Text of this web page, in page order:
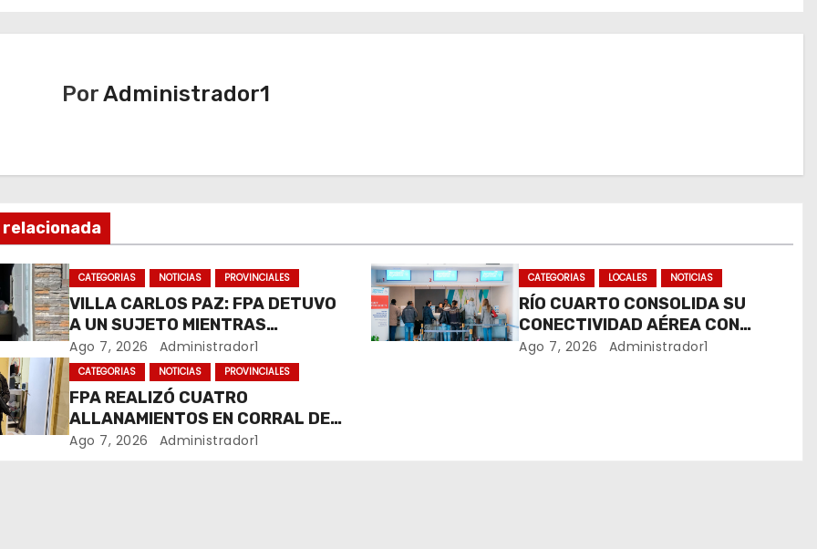
PorAdministrador1
CATEGORIAS NOTICIAS PROVINCIALES
VILLA CARLOS PAZ: FPA DETUVO
A UN SUJETO MIENTRAS
COMERCIALIZABA COCAÍNA Y
MARIHUANA EN UNA PLAZA
Ago 7, 2026 Administrador1
CATEGORIAS LOCALES NOTICIAS
RÍO CUARTO CONSOLIDA SU
CONECTIVIDAD AÉREA CON
CUATRO VUELOS SEMANALES A
Ago 7, 2026 Administrador1
CATEGORIAS NOTICIAS PROVINCIALES
FPA REALIZÓ CUATRO
ALLANAMIENTOS EN CORRAL DE
BUSTOS-IFFLINGER
Ago 7, 2026 Administrador1